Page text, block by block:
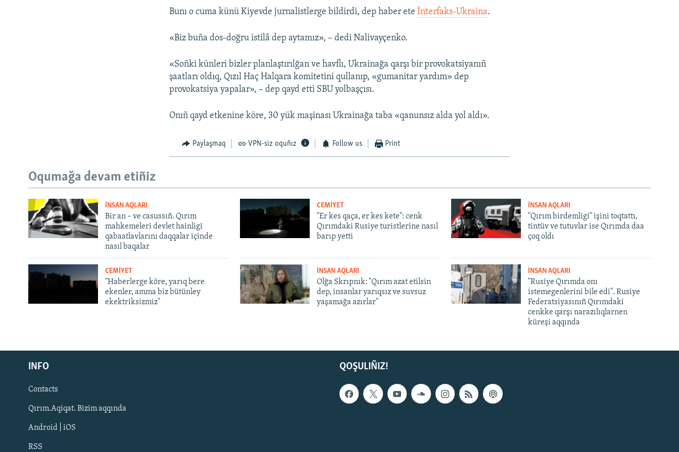
Русский
Українською
QOŞULIÑIZ!
Bunı o cuma künü Kiyevde jurnalistlerge bildirdi, dep haber eteİnterfaks-Ukraina.
«Biz buña dos-doğru istilâ dep aytamız», – dedi Nalivayçenko.
«Soñki künleri bizler planlaştırılğan ve havflı, Ukrainağa qarşı bir provokatsiyanıñ
şaatları oldıq, Qızıl Haç Halqara komitetini qullanıp, «gumanitar yardım» dep
provokatsiya yapalar», – dep qayd etti SBU yolbaşçısı.
Onıñ qayd etkenine köre, 30 yük maşinası Ukrainağa taba «qanunsız alda yol aldı».
Paylaşmaq VPN-siz oquñız Follow us Print
Oqumağa devam etiñiz
İNSAN AQLARI
Bir an – ve casussıñ. Qırım
mahkemeleri devlet hainligi
qabaatlavlarını daqqalar içinde
nasıl baqalar
CEMİYET
"Er kes qaça, er kes kete": cenk
Qırımdaki Rusiye turistlerine nasıl
barıp yetti
İNSAN AQLARI
"Qırım birdemligi" işini toqtattı,
tintüv ve tutuvlar ise Qırımda daa
çoq oldı
CEMİYET
"Haberlerge köre, yarıq bere
ekenler, amma biz bütünley
ekektriksizmiz"
İNSAN AQLARI
Olğa Skrıpnık: "Qırım azat etilsin
dep, insanlar yarıqsız ve suvsuz
yaşamağa azırlar"
İNSAN AQLARI
"Rusiye Qırımda onı
istemegenlerini bile edi". Rusiye
Federatsiyasınıñ Qırımdaki
cenkke qarşı narazılıqlarnen
küreşi aqqında
QOŞULIÑIZ!
INFO
Contacts
Qırım.Aqiqat. Bizim aqqında
Android | iOS
RSS